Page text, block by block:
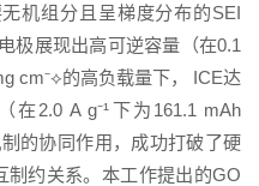
机组分且呈梯度分布的SEI
极展现出高可逆容量（在0.1
cm⁻⟡的高负载量下， ICE达
2.0 A g⁻¹下为161.1 mAh
制的协同作用，成功打破了硬
制约关系。本工作提出的GO